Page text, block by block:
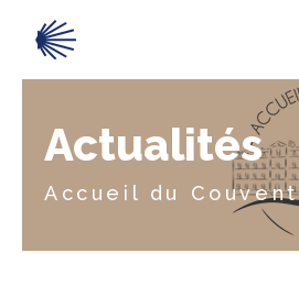
Actualités
Accueil du